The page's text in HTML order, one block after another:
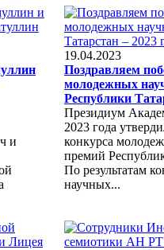
и
19.04.2023
Поздравляем
молодежных
Республики
Президиум
2023 года
конкурса
премий
По результатам
научных...